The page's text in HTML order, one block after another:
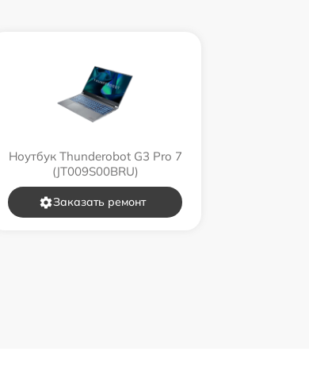
Ноутбук Thunderobot G3 Pro 7
(JT009S00BRU)
Заказать ремонт